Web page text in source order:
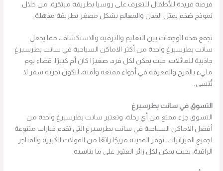
فرصة فريدة للأطفال للتعرف على روسيا بطريقة مبتكرة، من خلال
نموذج ضخم يمثل المدن والمعالم بشكل مصغر بطريقة مذهلة.
تجمع هذه الوجهات بين التعليم والترفيه والاستكشاف، مما يجعل
سانت بطرسبرغ واحدة من أكثر الاماكن السياحية في سانت بطرسبرغ
جاذبية للعائلات، حيث يمكن لكل فرد، صغيرًا كان أم كبيرًا، قضاء يوم
مليء بالمرح والمعرفة في أجواء ممتعة وآمنة، لتكون تجربة سفر لا
تُنسى.
التسوق في سانت بطرسبرغ
التسوق جزء ممتع من أي رحلة، وتعتبر سانت بطرسبرغ واحدة من
أفضل الاماكن السياحية في سانت بطرسبرغ التي تقدم خيارات متنوعة
لجميع الميزانيات. توفر المدينة مزيجًا رائعًا من المولات الكبيرة والمتاجر
الراقية، بحيث يمكن لكل زائر العثور على ما يناسبه.